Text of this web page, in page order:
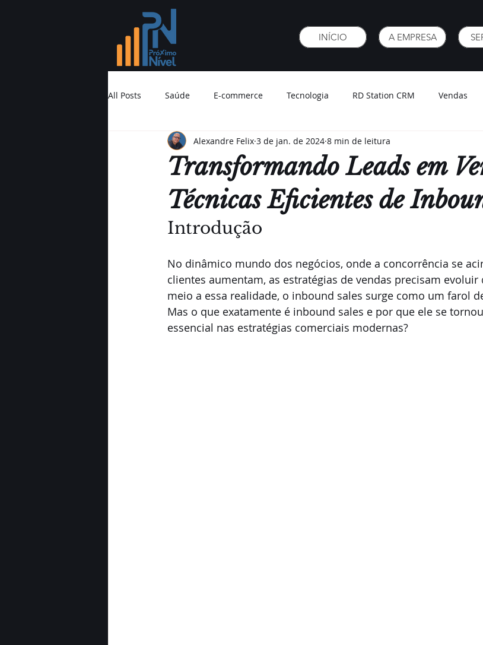
INÍCIO A EMPRESA
All Posts Saúde E-commerce Tecnologia RD Station CRM Vendas
Inbound Sales Educação
Transformando Leads em
Técnicas Eficientes de
Alexandre Felix 3 de jan. de 2024 8 min de leitura
Introdução
No dinâmico mundo dos negócios, onde a concorrência se
clientes aumentam, as estratégias de vendas precisam evoluir
meio a essa realidade, o inbound sales surge como um farol
Mas o que exatamente é inbound sales e por que ele se
essencial nas estratégias comerciais modernas?